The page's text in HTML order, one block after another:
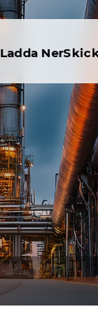
Ladda Ner